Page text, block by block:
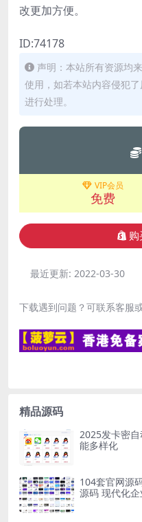
改更加方便。
ID:74178
声明：本站所有资源均
使用，如若本站内容侵犯
进行处理。
VIP会员
免费
购
最近更新: 2022-03-30
下载遇到问题？可联系客服
精品源码
2025发卡密
能多样化
104套官网源
源码 现代化